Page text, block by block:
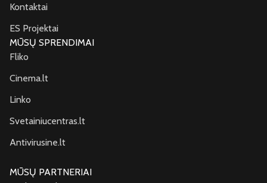
Kontaktai
ES Projektai
MŪSŲ SPRENDIMAI
Fliko
Cinema.lt
Linko
Svetainiucentras.lt
Antivirusine.lt
MŪSŲ PARTNERIAI